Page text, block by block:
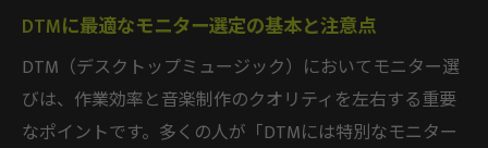
作業効率が変わるDTMモニター活用術
DTM作業効率化に役立つモニター設定方法
複数モニターのDTM活用と画面分割のコツ
DTMモニター27インチのメリット徹底解説
DTMに最適なモニター選定の基本と注意点
DTM（デスクトップミュージック）においてモニター選
びは、作業効率と音楽制作のクオリティを左右する重要
なポイントです。多くの人が「DTMには特別なモニター